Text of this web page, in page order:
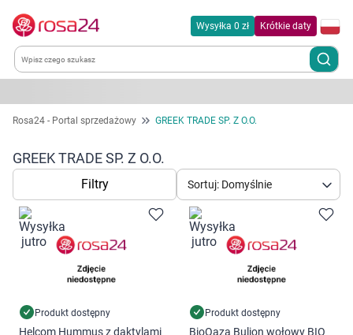
Wysyłka 0 zł Krótkie daty
Kategorie
Chemia gospodarcza
Dla zwierząt
Dom i ogród
Kobieta w ciąży i mama
Rosa24 - Portal sprzedażowy GREEK TRADE SP. Z O.O.
GREEK TRADE SP. Z O.O.
Filtry Sortuj: Domyślnie
Produkt dostępny
Helcom Hummus z daktylami
Produkt dostępny
BioOaza Bulion wołowy BIO